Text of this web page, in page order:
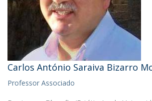
Carlos António Saraiva Bizarro
Professor Associado